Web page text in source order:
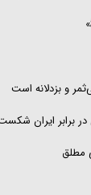
و بزدلانه است
در برابر ایران
مطلق